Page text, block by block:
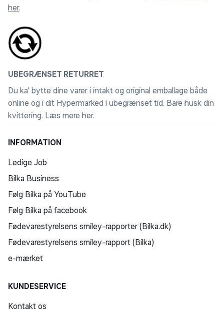
her.
UBEGRÆNSET RETURRET
Du ka' bytte dine varer i intakt og original emballage både
online og i dit Hypermarked i ubegrænset tid. Bare husk din
kvittering. Læs mere her.
INFORMATION
Ledige Job
Bilka Business
Følg Bilka på YouTube
Følg Bilka på facebook
Fødevarestyrelsens smiley-rapporter (Bilka.dk)
Fødevarestyrelsens smiley-rapport (Bilka)
e-mærket
KUNDESERVICE
Kontakt os